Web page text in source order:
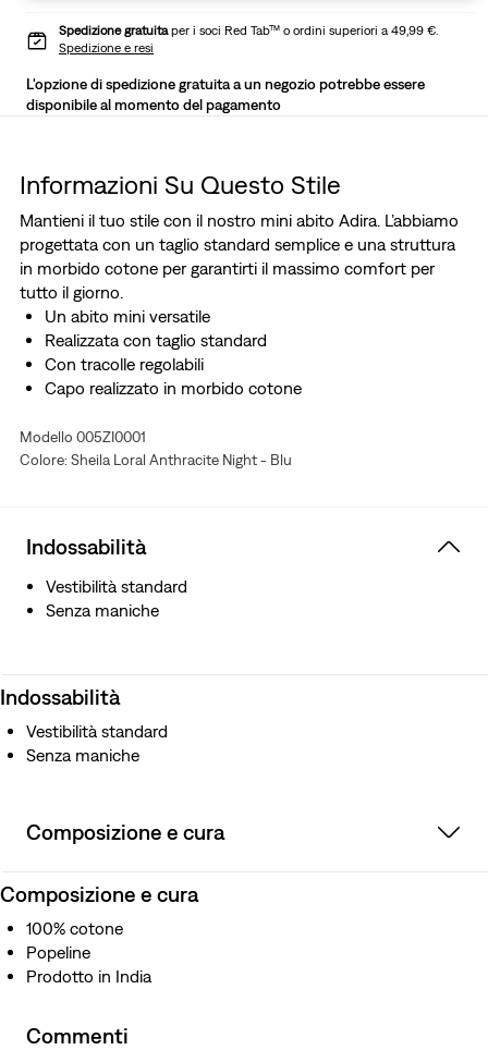
Spedizione gratuitaper i soci Red Tab™ o ordini superiori a 49,99 €.
Spedizione e resi
L'opzione di spedizione gratuita a un negozio potrebbe essere
disponibile al momento del pagamento
Informazioni Su Questo Stile
Mantieni il tuo stile con il nostro mini abito Adira. L’abbiamo
progettata con un taglio standard semplice e una struttura
in morbido cotone per garantirti il massimo comfort per
tutto il giorno.
Un abito mini versatile
Realizzata con taglio standard
Con tracolle regolabili
Capo realizzato in morbido cotone
Modello 005ZI0001
Colore: Sheila Loral Anthracite Night - Blu
Indossabilità
Vestibilità standard
Senza maniche
Indossabilità
Vestibilità standard
Senza maniche
Composizione e cura
Composizione e cura
100% cotone
Popeline
Prodotto in India
Commenti